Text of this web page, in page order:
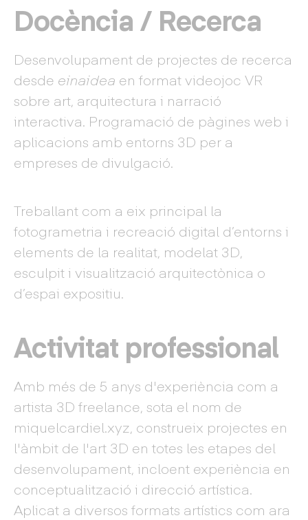
Docència / Recerca
Desenvolupament de projectes de recerca
desde einaidea en format videojoc VR
sobre art, arquitectura i narració
interactiva. Programació de pàgines web i
aplicacions amb entorns 3D per a
empreses de divulgació.
Treballant com a eix principal la
fotogrametria i recreació digital d’entorns i
elements de la realitat, modelat 3D,
esculpit i visualització arquitectònica o
d’espai expositiu.
Activitat professional
Amb més de 5 anys d'experiència com a
artista 3D freelance, sota el nom de
miquelcardiel.xyz, construeix projectes en
l'àmbit de l'art 3D en totes les etapes del
desenvolupament, incloent experiència en
conceptualització i direcció artística.
Aplicat a diversos formats artístics com ara